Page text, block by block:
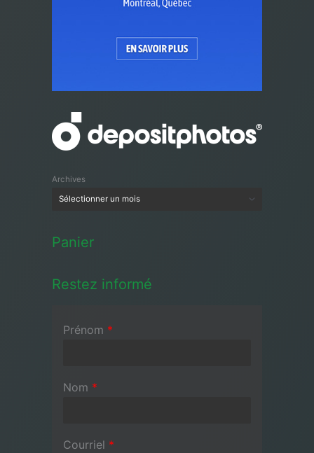
Archives
Panier
Restez informé
Prénom *
Nom *
Courriel *